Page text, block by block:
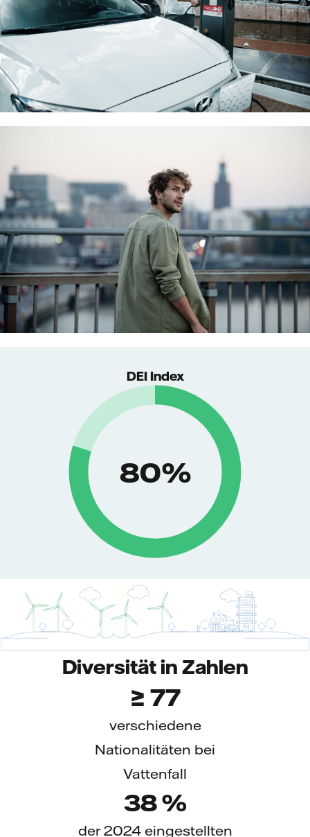
DEI Index
88%
Diversität in Zahlen
≥ 88
verschiedene
Nationalitäten bei
Vattenfall
43%
der 2024 eingestellten